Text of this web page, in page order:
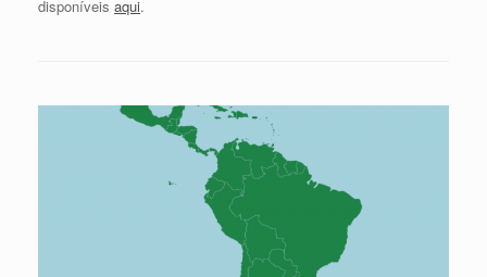
disponíveis aqui.